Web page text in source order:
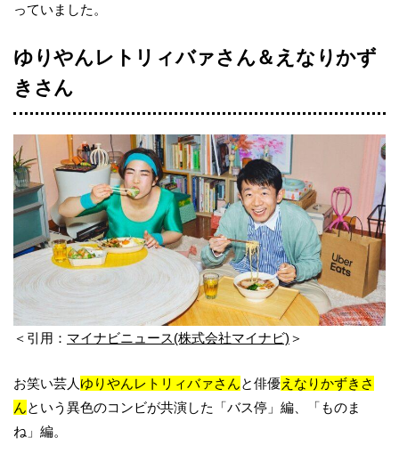
っていました。
ゆりやんレトリィバァさん＆えなりかず
きさん
＜引用： マイナビニュース(株式会社マイナビ) ＞
お笑い芸人 ゆりやんレトリィバァさんと俳優えなりかずきさ
んという異色のコンビが共演した「バス停」編、「ものま
ね」編。